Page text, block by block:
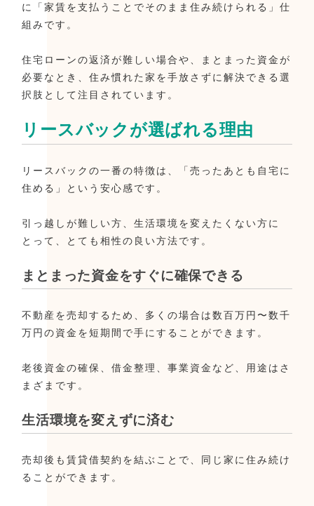
に「家賃を支払うことでそのまま住み続けられる」仕
組みです。
住宅ローンの返済が難しい場合や、まとまった資金が
必要なとき、住み慣れた家を手放さずに解決できる選
択肢として注目されています。
リースバックが選ばれる理由
リースバックの一番の特徴は、「売ったあとも自宅に
住める」という安心感です。
引っ越しが難しい方、生活環境を変えたくない方に
とって、とても相性の良い方法です。
まとまった資金をすぐに確保できる
不動産を売却するため、多くの場合は数百万円〜数千
万円の資金を短期間で手にすることができます。
老後資金の確保、借金整理、事業資金など、用途はさ
まざまです。
生活環境を変えずに済む
売却後も賃貸借契約を結ぶことで、同じ家に住み続け
ることができます。